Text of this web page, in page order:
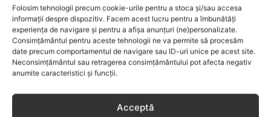
Folosim tehnologii precum cookie-urile pentru a stoca și/sau accesa
informații despre dispozitiv. Facem acest lucru pentru a îmbunătăți
experiența de navigare și pentru a afișa anunțuri (ne)personalizate.
Consimțământul pentru aceste tehnologii ne va permite să procesăm
date precum comportamentul de navigare sau ID-uri unice pe acest site.
Neconsimțământul sau retragerea consimțământului pot afecta negativ
anumite caracteristici și funcții.
Acceptă
EVENIMENTE
LIFESTYLE
COPII
634
FAMILIA
582